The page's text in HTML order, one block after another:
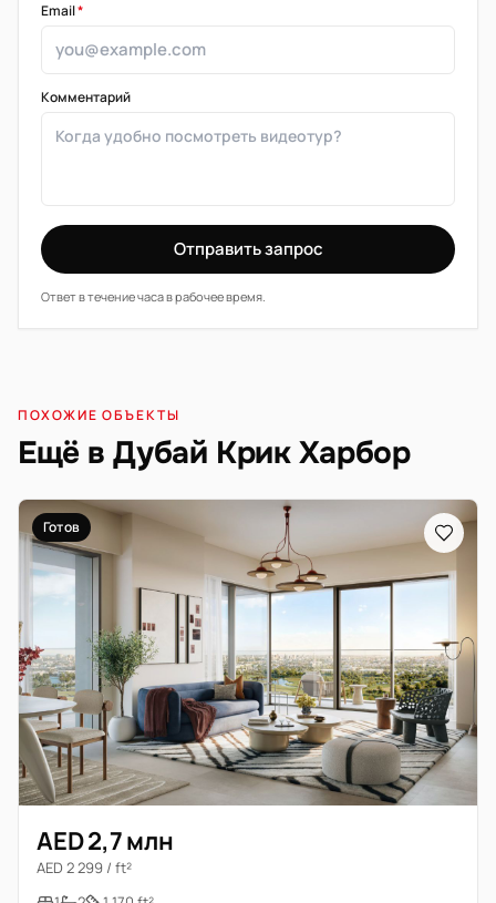
Email*
Комментарий
Отправить запрос
Ответ в течение часа в рабочее время.
ПОХОЖИЕ ОБЪЕКТЫ
Ещё в Дубай Крик Харбор
Готов
AED 2,7 млн
AED 2 299 / ft²